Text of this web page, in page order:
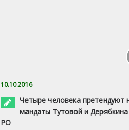
10.10.2016
Четыре человека претендуют
мандаты Тутовой и
РО